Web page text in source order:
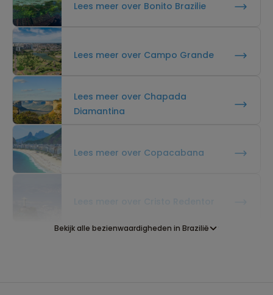
Lees meer over Bonito Brazilie
Lees meer over Campo Grande
Lees meer over Chapada
Diamantina
Lees meer over Copacabana
Bekijk alle bezienwaardigheden in Brazilië